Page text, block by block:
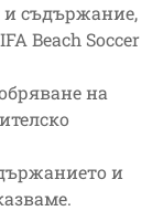
и съдържание,
Beach Soccer
на
и